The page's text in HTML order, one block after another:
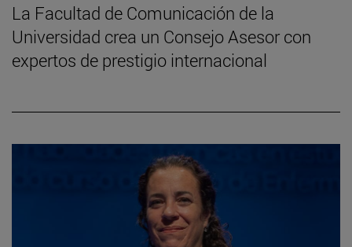
La Facultad de Comunicación de la
Universidad crea un Consejo Asesor con
expertos de prestigio internacional